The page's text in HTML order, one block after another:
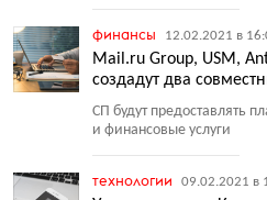
финансы 12.02.2021 в
Mail.ru Group, USM,
создадут два
СП будут предоставлять
и финансовые услуги
технологии 09.02.2021 в